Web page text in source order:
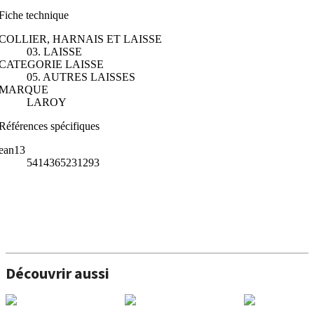
technique
HARNAIS ET LAISSE
03. LAISSE
LAISSE
05. AUTRES LAISSES
LAROY
spécifiques
5414365231293
Découvrir aussi